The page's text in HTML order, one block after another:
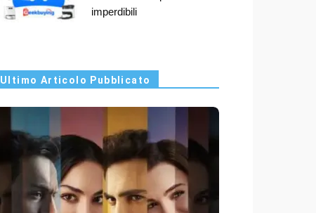
imperdibili
Ultimo Articolo Pubblicato